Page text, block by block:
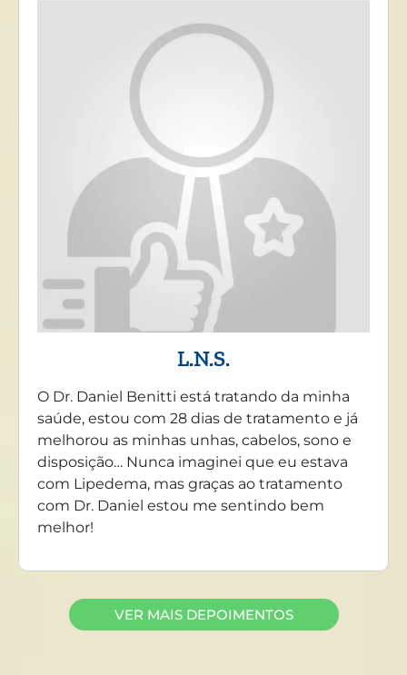
L.N.S.
O Dr. Daniel Benitti está tratando da minha
saúde, estou com 28 dias de tratamento e já
melhorou as minhas unhas, cabelos, sono e
disposição… Nunca imaginei que eu estava
com Lipedema, mas graças ao tratamento
com Dr. Daniel estou me sentindo bem
melhor!
VER MAIS DEPOIMENTOS